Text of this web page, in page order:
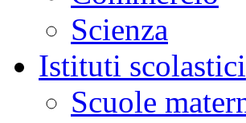
Scienza
Istituti scolastici
Scuole